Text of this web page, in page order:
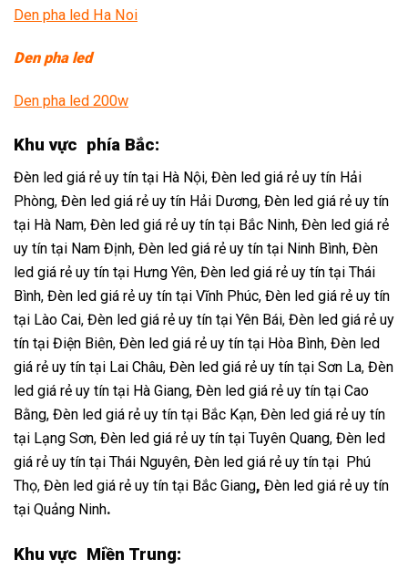
Den pha led Ha Noi
Den pha led
Den pha led 200w
Khu vực phía Bắc:
Đèn led giá rẻ uy tín tại Hà Nội, Đèn led giá rẻ uy tín Hải
Phòng, Đèn led giá rẻ uy tín Hải Dương, Đèn led giá rẻ uy tín
tại Hà Nam, Đèn led giá rẻ uy tín tại Bắc Ninh, Đèn led giá rẻ
uy tín tại Nam Định, Đèn led giá rẻ uy tín tại Ninh Bình, Đèn
led giá rẻ uy tín tại Hưng Yên, Đèn led giá rẻ uy tín tại Thái
Bình, Đèn led giá rẻ uy tín tại Vĩnh Phúc, Đèn led giá rẻ uy tín
tại Lào Cai, Đèn led giá rẻ uy tín tại Yên Bái, Đèn led giá rẻ uy
tín tại Điện Biên, Đèn led giá rẻ uy tín tại Hòa Bình, Đèn led
giá rẻ uy tín tại Lai Châu, Đèn led giá rẻ uy tín tại Sơn La, Đèn
led giá rẻ uy tín tại Hà Giang, Đèn led giá rẻ uy tín tại Cao
Bằng, Đèn led giá rẻ uy tín tại Bắc Kạn, Đèn led giá rẻ uy tín
tại Lạng Sơn, Đèn led giá rẻ uy tín tại Tuyên Quang, Đèn led
giá rẻ uy tín tại Thái Nguyên, Đèn led giá rẻ uy tín tại Phú
Thọ, Đèn led giá rẻ uy tín tại Bắc Giang, Đèn led giá rẻ uy tín
tại Quảng Ninh.
Khu vực Miền Trung: